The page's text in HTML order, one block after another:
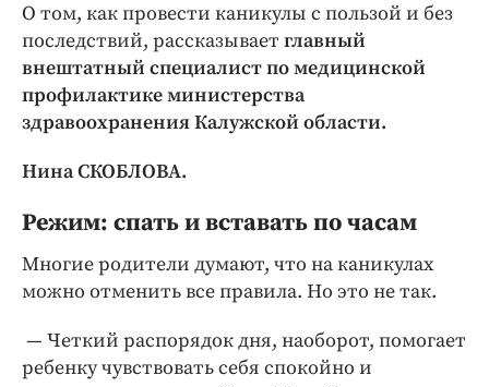
Бренд года
Работодатель года
О том, как провести каникулы с пользой и без
последствий, рассказывает главный
внештатный специалист по медицинской
профилактике министерства
здравоохранения Калужской области.
Нина СКОБЛОВА.
Режим: спать и вставать по часам
Многие родители думают, что на каникулах
можно отменить все правила. Но это не так.
— Четкий распорядок дня, наоборот, помогает
ребенку чувствовать себя спокойно и